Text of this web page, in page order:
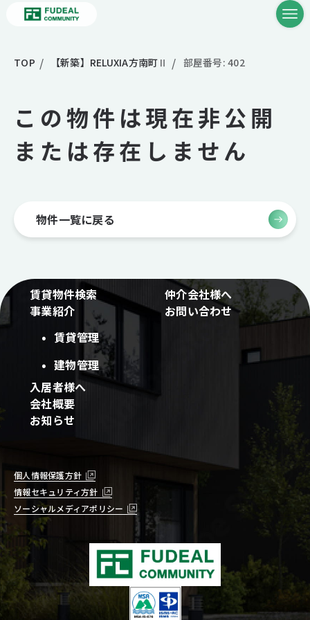
TOP 【新築】RELUXIA方南町Ⅱ 部屋番号: 402
この物件は現在非公開
または存在しません
物件一覧に戻る
賃貸物件検索
事業紹介
賃貸管理
建物管理
入居者様へ
会社概要
お知らせ
仲介会社様へ
お問い合わせ
個人情報保護方針
ソーシャルメディアポリシー
情報セキュリティ方針